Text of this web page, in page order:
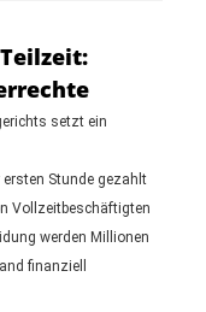
setzt ein
Stunde gezahlt
Vollzeitbeschäftigten
werden Millionen
finanziell